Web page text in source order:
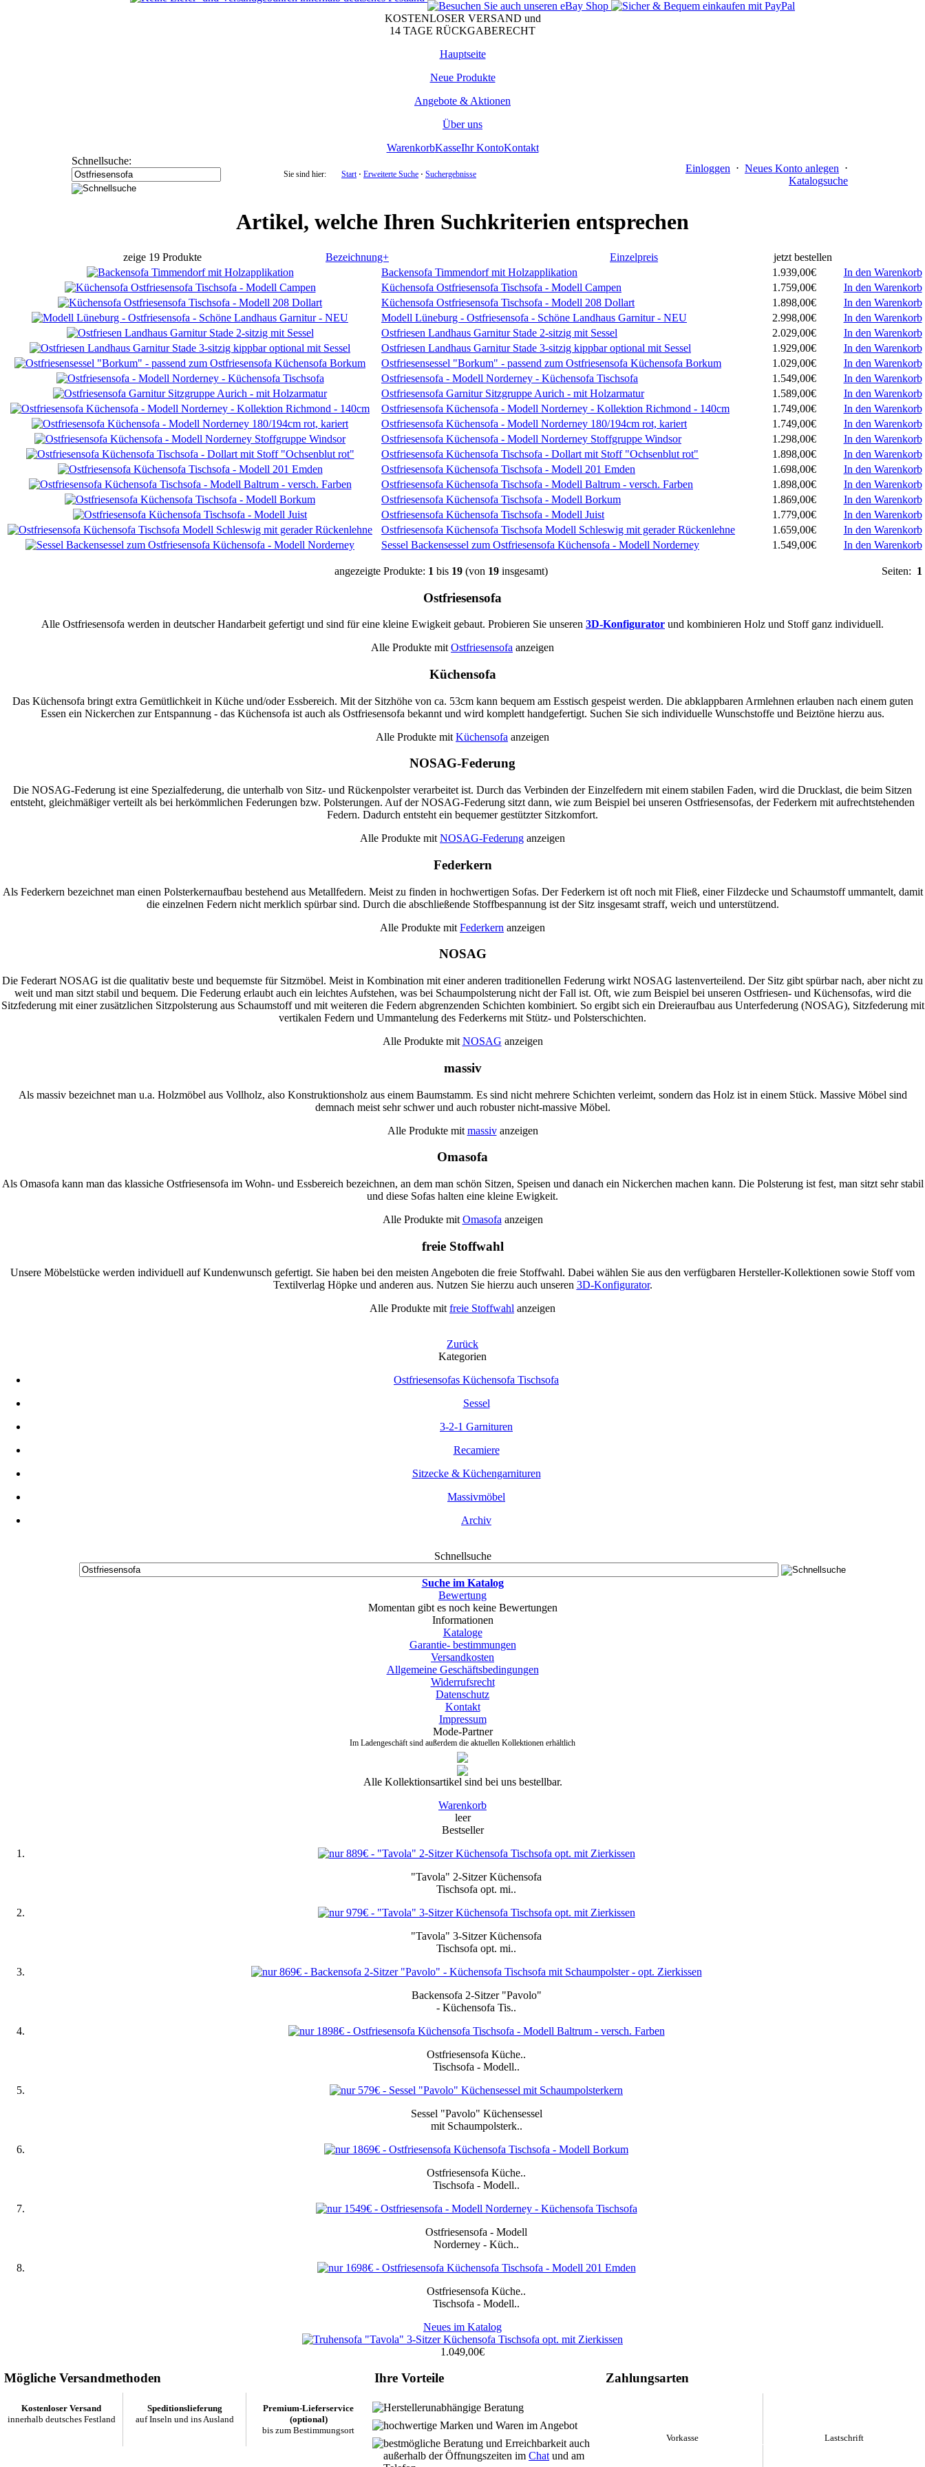
KOSTENLOSER VERSAND und
14 TAGE RÜCKGABERECHT
Hauptseite
Neue Produkte
Angebote & Aktionen
Über uns
WarenkorbKasseIhr KontoKontakt
Schnellsuche:
Sie sind hier: Start⋅ Erweiterte Suche ⋅ Suchergebnisse Einloggen ⋅ Neues Konto anlegen ⋅
Katalogsuche
Artikel, welche Ihren Suchkriterien entsprechen
zeige 19 Produkte Bezeichnung+ Einzelpreis
jetzt bestellen
Backensofa Timmendorf mit Holzapplikation
1.939,00€
In den Warenkorb
Küchensofa Ostfriesensofa Tischsofa - Modell Campen
1.759,00€
In den Warenkorb
Küchensofa Ostfriesensofa Tischsofa - Modell 208 Dollart
1.898,00€
In den Warenkorb
Modell Lüneburg - Ostfriesensofa - Schöne Landhaus Garnitur - NEU
2.998,00€
In den Warenkorb
Ostfriesen Landhaus Garnitur Stade 2-sitzig mit Sessel
2.029,00€
In den Warenkorb
Ostfriesen Landhaus Garnitur Stade 3-sitzig kippbar optional mit Sessel
1.929,00€
In den Warenkorb
Ostfriesensessel "Borkum" - passend zum Ostfriesensofa Küchensofa Borkum
1.029,00€
In den Warenkorb
Ostfriesensofa - Modell Norderney - Küchensofa Tischsofa
1.549,00€
In den Warenkorb
Ostfriesensofa Garnitur Sitzgruppe Aurich - mit Holzarmatur
1.589,00€
In den Warenkorb
Ostfriesensofa Küchensofa - Modell Norderney - Kollektion Richmond - 140cm
1.749,00€
In den Warenkorb
Ostfriesensofa Küchensofa - Modell Norderney 180/194cm rot, kariert
1.749,00€
In den Warenkorb
Ostfriesensofa Küchensofa - Modell Norderney Stoffgruppe Windsor
1.298,00€
In den Warenkorb
Ostfriesensofa Küchensofa Tischsofa - Dollart mit Stoff "Ochsenblut rot"
1.898,00€
In den Warenkorb
Ostfriesensofa Küchensofa Tischsofa - Modell 201 Emden
1.698,00€
In den Warenkorb
Ostfriesensofa Küchensofa Tischsofa - Modell Baltrum - versch. Farben
1.898,00€
In den Warenkorb
Ostfriesensofa Küchensofa Tischsofa - Modell Borkum
1.869,00€
In den Warenkorb
Ostfriesensofa Küchensofa Tischsofa - Modell Juist
1.779,00€
In den Warenkorb
Ostfriesensofa Küchensofa Tischsofa Modell Schleswig mit gerader Rückenlehne
1.659,00€
In den Warenkorb
Sessel Backensessel zum Ostfriesensofa Küchensofa - Modell Norderney
1.549,00€ In den Warenkorb
Seiten: 1
angezeigte Produkte: 1 bis 19(von 19insgesamt)
Ostfriesensofa
Alle Ostfriesensofa werden in deutscher Handarbeit gefertigt und sind für eine kleine Ewigkeit gebaut. Probieren Sie unseren 3D-Konfigurator und kombinieren Holz und Stoff ganz individuell.
Alle Produkte mit Ostfriesensofa anzeigen
Küchensofa
Das Küchensofa bringt extra Gemütlichkeit in Küche und/oder Essbereich. Mit der Sitzhöhe von ca. 53cm kann bequem am Esstisch gespeist werden. Die abklappbaren Armlehnen erlauben nach einem guten
Essen ein Nickerchen zur Entspannung - das Küchensofa ist auch als Ostfriesensofa bekannt und wird komplett handgefertigt. Suchen Sie sich individuelle Wunschstoffe und Beiztöne hierzu aus.
Alle Produkte mit Küchensofa anzeigen
NOSAG-Federung
Die NOSAG-Federung ist eine Spezialfederung, die unterhalb von Sitz- und Rückenpolster verarbeitet ist. Durch das Verbinden der Einzelfedern mit einem stabilen Faden, wird die Drucklast, die beim Sitzen
entsteht, gleichmäßiger verteilt als bei herkömmlichen Federungen bzw. Polsterungen. Auf der NOSAG-Federung sitzt dann, wie zum Beispiel bei unseren Ostfriesensofas, der Federkern mit aufrechtstehenden
Federn. Dadurch entsteht ein bequemer gestützter Sitzkomfort.
Alle Produkte mit NOSAG-Federung anzeigen
Federkern
Als Federkern bezeichnet man einen Polsterkernaufbau bestehend aus Metallfedern. Meist zu finden in hochwertigen Sofas. Der Federkern ist oft noch mit Fließ, einer Filzdecke und Schaumstoff ummantelt, damit
die einzelnen Federn nicht merklich spürbar sind. Durch die abschließende Stoffbespannung ist der Sitz insgesamt straff, weich und unterstützend.
Alle Produkte mit Federkern anzeigen
NOSAG
Die Federart NOSAG ist die qualitativ beste und bequemste für Sitzmöbel. Meist in Kombination mit einer anderen traditionellen Federung wirkt NOSAG lastenverteilend. Der Sitz gibt spürbar nach, aber nicht zu
weit und man sitzt stabil und bequem. Die Federung erlaubt auch ein leichtes Aufstehen, was bei Schaumpolsterung nicht der Fall ist. Oft, wie zum Beispiel bei unseren Ostfriesen- und Küchensofas, wird die
Sitzfederung mit einer zusätzlichen Sitzpolsterung aus Schaumstoff und mit weiteren die Federn abgrenzenden Schichten kombiniert. So ergibt sich ein Dreieraufbau aus Unterfederung (NOSAG), Sitzfederung mit
vertikalen Federn und Ummantelung des Federkerns mit Stütz- und Polsterschichten.
Alle Produkte mit NOSAG anzeigen
massiv
Als massiv bezeichnet man u.a. Holzmöbel aus Vollholz, also Konstruktionsholz aus einem Baumstamm. Es sind nicht mehrere Schichten verleimt, sondern das Holz ist in einem Stück. Massive Möbel sind
demnach meist sehr schwer und auch robuster nicht-massive Möbel.
Alle Produkte mit massivanzeigen
Omasofa
Als Omasofa kann man das klassiche Ostfriesensofa im Wohn- und Essbereich bezeichnen, an dem man schön Sitzen, Speisen und danach ein Nickerchen machen kann. Die Polsterung ist fest, man sitzt sehr stabil
und diese Sofas halten eine kleine Ewigkeit.
Alle Produkte mit Omasofa anzeigen
freie Stoffwahl
Unsere Möbelstücke werden individuell auf Kundenwunsch gefertigt. Sie haben bei den meisten Angeboten die freie Stoffwahl. Dabei wählen Sie aus den verfügbaren Hersteller-Kollektionen sowie Stoff vom
Textilverlag Höpke und anderen aus. Nutzen Sie hierzu auch unseren 3D-Konfigurator.
Alle Produkte mit freie Stoffwahl anzeigen
Zurück
Kategorien
Ostfriesensofas Küchensofa Tischsofa
Sessel
3-2-1 Garnituren
Recamiere
Sitzecke & Küchengarnituren
Massivmöbel
Archiv
Schnellsuche
Suche im Katalog
Bewertung
Momentan gibt es noch keine Bewertungen
Informationen
Kataloge
Garantie- bestimmungen
Versandkosten
Allgemeine Geschäftsbedingungen
Widerrufsrecht
Datenschutz
Kontakt
Impressum
Mode-Partner
Im Ladengeschäft sind außerdem die aktuellen Kollektionen erhältlich
Alle Kollektionsartikel sind bei uns bestellbar.
Warenkorb
leer
Bestseller
"Tavola" 2-Sitzer Küchensofa
Tischsofa opt. mi..
"Tavola" 3-Sitzer Küchensofa
Tischsofa opt. mi..
Backensofa 2-Sitzer "Pavolo"
- Küchensofa Tis..
Ostfriesensofa Küche..
Tischsofa - Modell..
Sessel "Pavolo" Küchensessel
mit Schaumpolsterk..
Ostfriesensofa Küche..
Tischsofa - Modell..
Ostfriesensofa - Modell
Norderney - Küch..
Ostfriesensofa Küche..
Tischsofa - Modell..
Neues im Katalog
1.049,00€
Mögliche Versandmethoden
Kostenloser Versand
innerhalb deutsches Festland
Speditionslieferung
auf Inseln und ins Ausland
Premium-Lieferservice
(optional)
bis zum Bestimmungsort
Ihre Vorteile
Herstellerunabhängige Beratung
hochwertige Marken und Waren im Angebot
bestmögliche Beratung und Erreichbarkeit auch
außerhalb der Öffnungszeiten im Chat und am
Zahlungsarten
Vorkasse Lastschrift